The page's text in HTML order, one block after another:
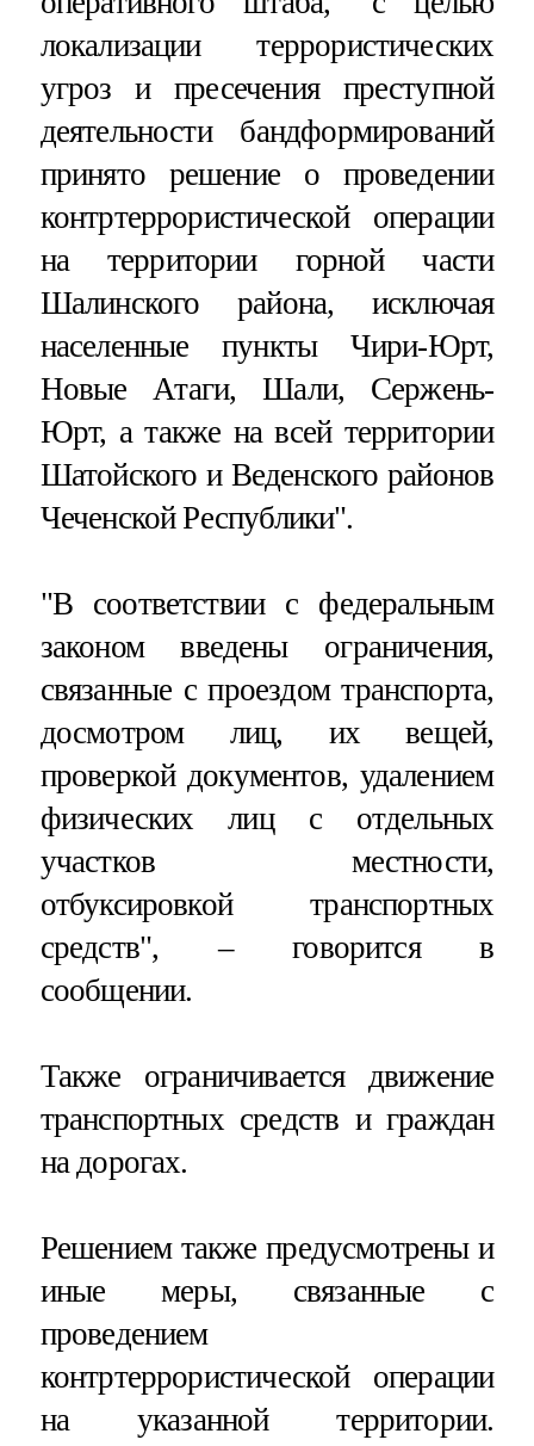
локализации террористических
угроз и пресечения преступной
деятельности бандформирований
принято решение о проведении
контртеррористической операции
на территории горной части
Шалинского района, исключая
населенные пункты Чири-Юрт,
Новые Атаги, Шали, Сержень-
Юрт, а также на всей территории
Шатойского и Веденского районов
Чеченской Республики".
"В соответствии с федеральным
законом введены ограничения,
связанные с проездом транспорта,
досмотром лиц, их вещей,
проверкой документов, удалением
физических лиц с отдельных
участков местности,
отбуксировкой транспортных
средств", – говорится в
сообщении.
Также ограничивается движение
транспортных средств и граждан
на дорогах.
Решением также предусмотрены и
иные меры, связанные с
проведением
контртеррористической операции
на указанной территории.